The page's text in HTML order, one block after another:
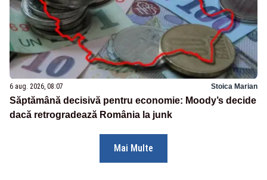
6 aug. 2026, 08:07 Stoica Marian
Săptămână decisivă pentru economie: Moody’s decide
dacă retrogradează România la junk
Mai Multe